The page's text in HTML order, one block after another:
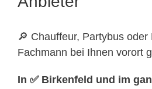
🔎 Chauffeur, Partybus
Fachmann bei Ihnen vorort
In ✅ Birkenfeld und im